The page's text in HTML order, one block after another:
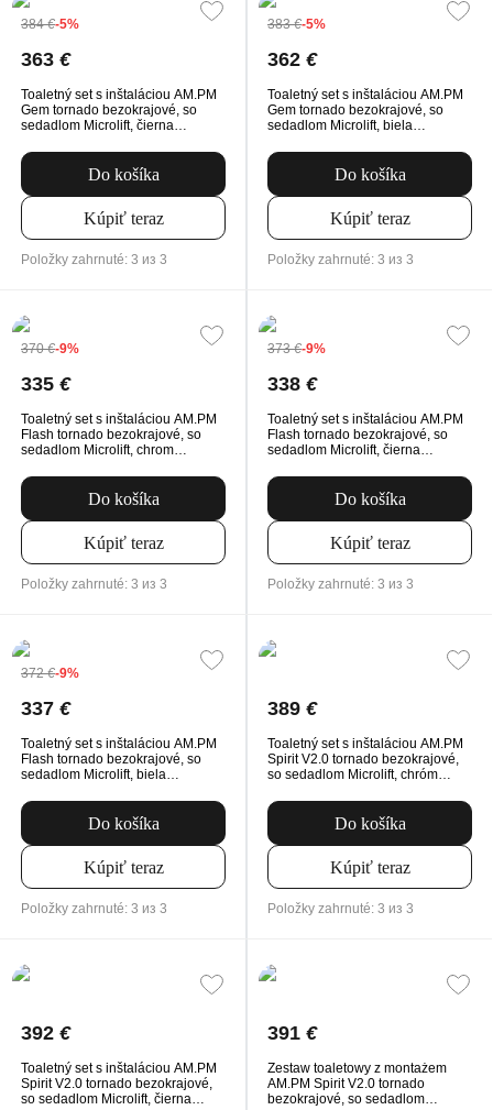
384€-5%
363 €
Toaletný set s inštaláciou AM.PM
Gem tornado bezokrajové, so
sedadlom Microlift, čierna
splachovanie
Do košíka
Kúpiť teraz
Položky zahrnuté: 3 из 3
383€-5%
362 €
Toaletný set s inštaláciou AM.PM
Gem tornado bezokrajové, so
sedadlom Microlift, biela
splachovanie
Do košíka
Kúpiť teraz
Položky zahrnuté: 3 из 3
370€-9%
335 €
Toaletný set s inštaláciou AM.PM
Flash tornado bezokrajové, so
sedadlom Microlift, chrom
splachovanie
Do košíka
Kúpiť teraz
Položky zahrnuté: 3 из 3
373€-9%
338 €
Toaletný set s inštaláciou AM.PM
Flash tornado bezokrajové, so
sedadlom Microlift, čierna
splachovanie
Do košíka
Kúpiť teraz
Položky zahrnuté: 3 из 3
372€-9%
337 €
Toaletný set s inštaláciou AM.PM
Flash tornado bezokrajové, so
sedadlom Microlift, biela
splachovanie
Do košíka
Kúpiť teraz
Položky zahrnuté: 3 из 3
389 €
Toaletný set s inštaláciou AM.PM
Spirit V2.0 tornado bezokrajové,
so sedadlom Microlift, chróm
splachovanie
Do košíka
Kúpiť teraz
Položky zahrnuté: 3 из 3
392 €
Toaletný set s inštaláciou AM.PM
Spirit V2.0 tornado bezokrajové,
so sedadlom Microlift, čierna
391 €
Zestaw toaletowy z montażem
AM.PM Spirit V2.0 tornado
bezokrajové, so sedadlom